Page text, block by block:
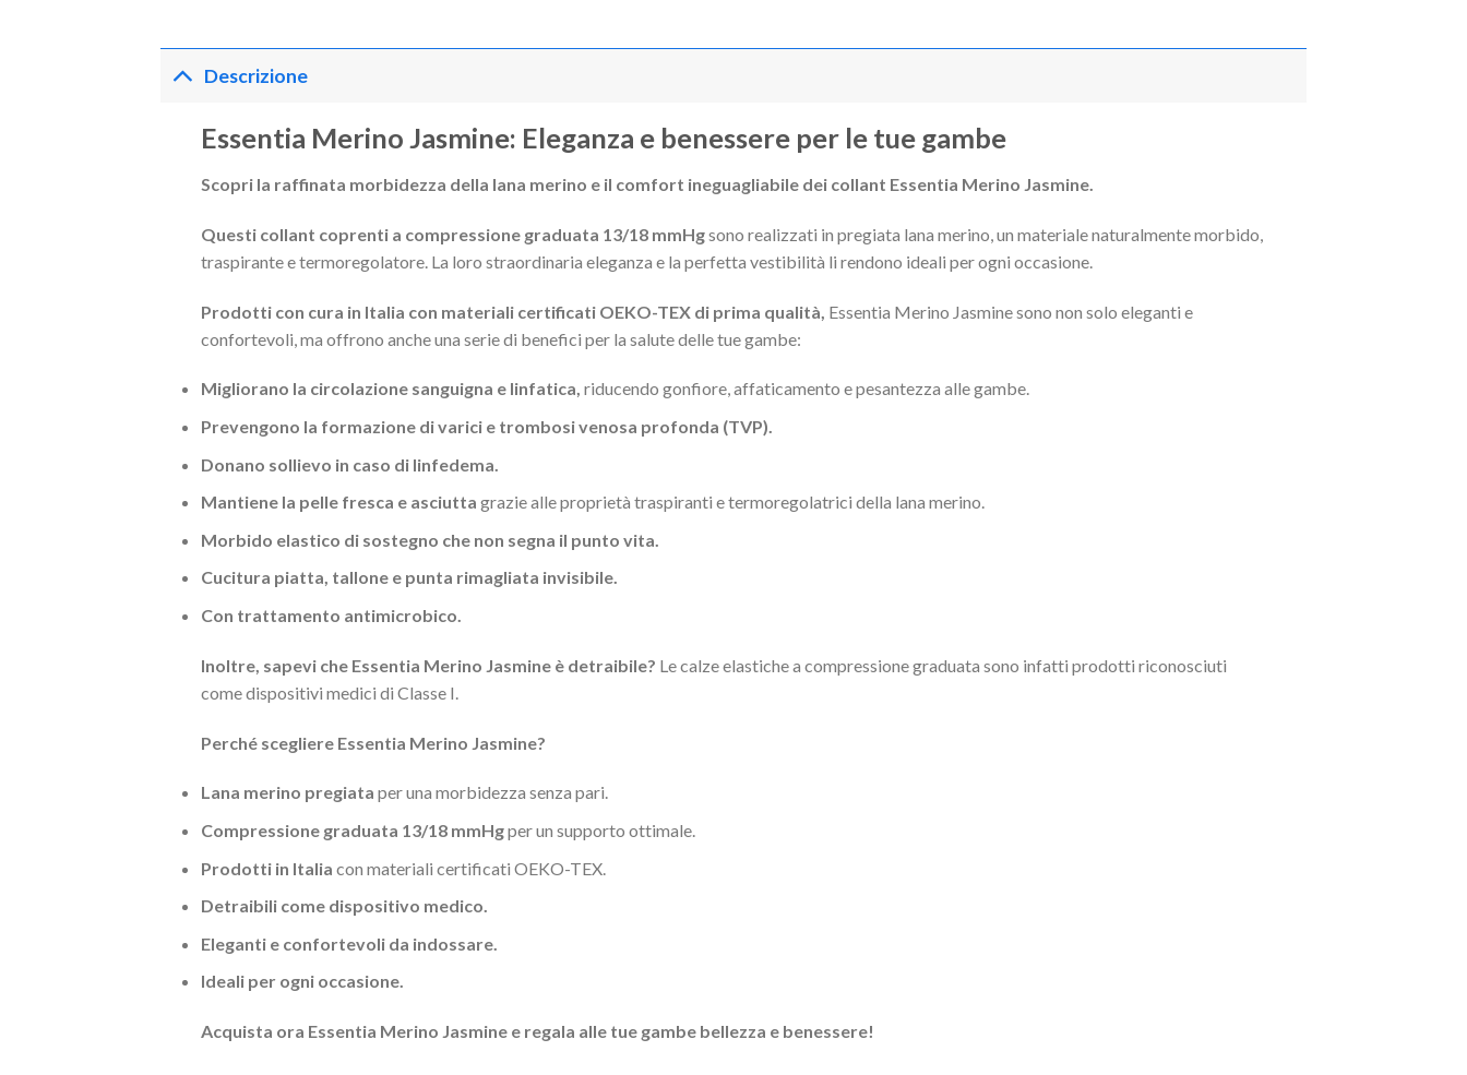
Descrizione
Essentia Merino Jasmine: Eleganza e benessere per le tue gambe
Scopri la raffinata morbidezza della lana merino e il comfort ineguagliabile dei collant Essentia Merino Jasmine.
Questi collant coprenti a compressione graduata 13/18 mmHgsono realizzati in pregiata lana merino, un materiale naturalmente morbido,
traspirante e termoregolatore. La loro straordinaria eleganza e la perfetta vestibilità li rendono ideali per ogni occasione.
Prodotti con cura in Italia con materiali certificati OEKO-TEX di prima qualità, Essentia Merino Jasmine sono non solo eleganti e
confortevoli, ma offrono anche una serie di benefici per la salute delle tue gambe:
Migliorano la circolazione sanguigna e linfatica, riducendo gonfiore, affaticamento e pesantezza alle gambe.
Prevengono la formazione di varici e trombosi venosa profonda (TVP).
Donano sollievo in caso di linfedema.
Mantiene la pelle fresca e asciutta grazie alle proprietà traspiranti e termoregolatrici della lana merino.
Morbido elastico di sostegno che non segna il punto vita.
Cucitura piatta, tallone e punta rimagliata invisibile.
Con trattamento antimicrobico.
Inoltre, sapevi che Essentia Merino Jasmine è detraibile? Le calze elastiche a compressione graduata sono infatti prodotti riconosciuti
come dispositivi medici di Classe I.
Perché scegliere Essentia Merino Jasmine?
Lana merino pregiata per una morbidezza senza pari.
Compressione graduata 13/18 mmHgper un supporto ottimale.
Prodotti in Italia con materiali certificati OEKO-TEX.
Detraibili come dispositivo medico.
Eleganti e confortevoli da indossare.
Ideali per ogni occasione.
Acquista ora Essentia Merino Jasmine e regala alle tue gambe bellezza e benessere!